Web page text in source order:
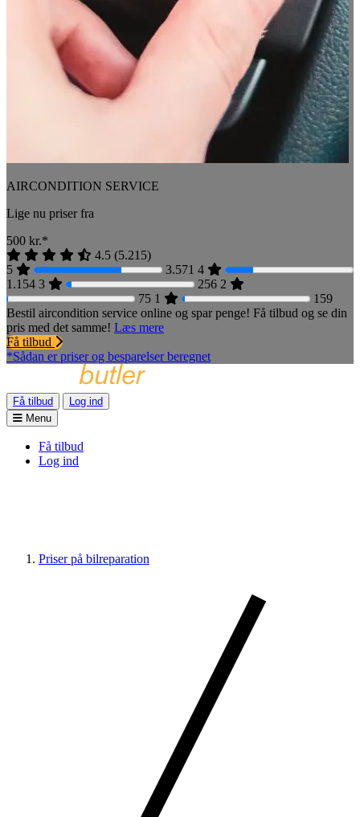
AIRCONDITION SERVICE
Lige nu priser fra
500 kr.*
4.5 (5.215)
5
3.571 4
1.154 3 256 2
75 1
159
Bestil aircondition service online og spar penge! Få tilbud og se din
pris med det samme! Læs mere
Få tilbud
*Sådan er priser og besparelser beregnet
Få tilbud
Log ind
Menu
Få tilbud
Log ind
Priser på bilreparation